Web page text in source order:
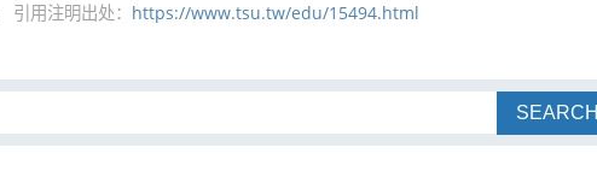
用注明出处： https://www.tsu.tw/edu/15494.html
SEARCH